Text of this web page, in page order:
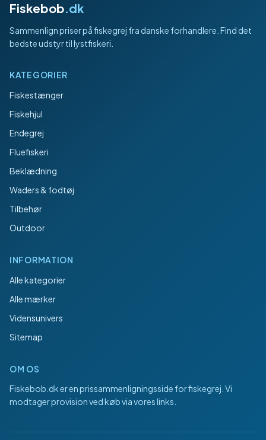
Fiskebob.dk
Sammenlign priser på fiskegrej fra danske forhandlere. Find det
bedste udstyr til lystfiskeri.
KATEGORIER
Fiskestænger
Fiskehjul
Endegrej
Fluefiskeri
Beklædning
Waders & fodtøj
Tilbehør
Outdoor
INFORMATION
Alle kategorier
Alle mærker
Vidensunivers
Sitemap
OM OS
Fiskebob.dker en prissammenligningsside for fiskegrej. Vi
modtager provision ved køb via vores links.